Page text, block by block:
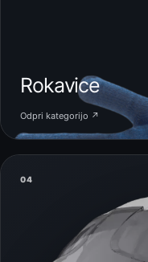
Rokavice
Odpri kategorijo ↗
04